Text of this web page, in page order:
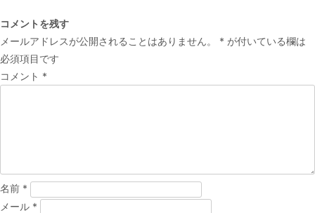
ナ
ビ
ゲ
ー
コメントを残す
メールアドレスが公開されることはありません。
* が付いている欄は
必須項目です
コメント *
名前 *
メール *